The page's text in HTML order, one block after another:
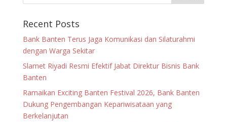
Recent Posts
Bank Banten Terus Jaga Komunikasi dan Silaturahmi
dengan Warga Sekitar
Slamet Riyadi Resmi Efektif Jabat Direktur Bisnis Bank
Banten
Ramaikan Exciting Banten Festival 2026, Bank Banten
Dukung Pengembangan Kepariwisataan yang
Berkelanjutan